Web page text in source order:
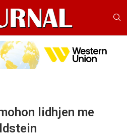
lidhjen me